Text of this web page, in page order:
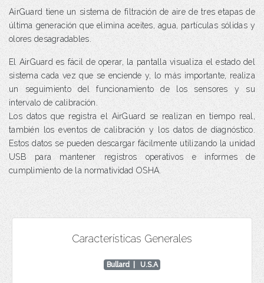
AirGuard tiene un sistema de filtración de aire de tres etapas de
última generación que elimina aceites, agua, partículas sólidas y
olores desagradables.
El AirGuard es fácil de operar, la pantalla visualiza el estado del
sistema cada vez que se enciende y, lo más importante, realiza
un seguimiento del funcionamiento de los sensores y su
intervalo de calibración.
Los datos que registra el AirGuard se realizan en tiempo real,
también los eventos de calibración y los datos de diagnóstico.
Estos datos se pueden descargar fácilmente utilizando la unidad
USB para mantener registros operativos e informes de
cumplimiento de la normatividad OSHA.
Características Generales
Bullard| U.S.A